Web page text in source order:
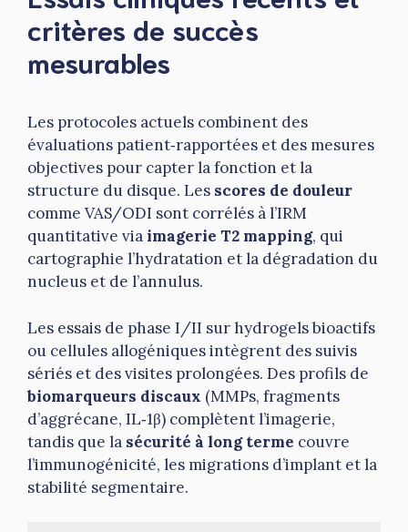
critères de succès
mesurables
Les protocoles actuels combinent des
évaluations patient‑rapportées et des mesures
objectives pour capter la fonction et la
structure du disque. Les scores de douleur
comme VAS/ODI sont corrélés à l’IRM
quantitative viaimagerie T2 mapping, qui
cartographie l’hydratation et la dégradation du
nucleus et de l’annulus.
Les essais de phase I/II sur hydrogels bioactifs
ou cellules allogéniques intègrent des suivis
sériés et des visites prolongées. Des profils de
biomarqueurs discaux (MMPs, fragments
d’aggrécane, IL‑1β) complètent l’imagerie,
tandis que la sécurité à long terme couvre
l’immunogénicité, les migrations d’implant et la
stabilité segmentaire.